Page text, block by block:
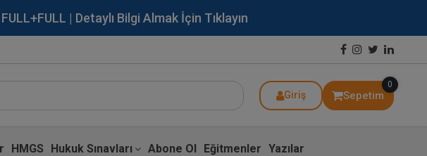
| Detaylı Bilgi Almak İçin Tıklayın
Giriş Sepetim
0
HMGS Hukuk Sınavları Abone Ol Eğitmenler Yazılar